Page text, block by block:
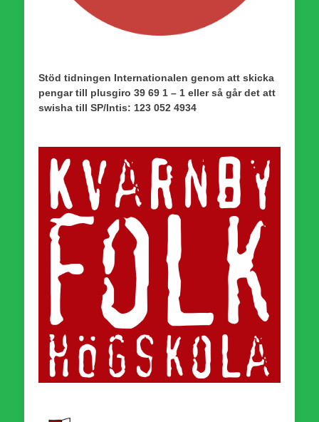
Stöd tidningen Internationalen genom att skicka
pengar till plusgiro 39 69 1 – 1 eller så går det att
swisha till SP/Intis: 123 052 4934